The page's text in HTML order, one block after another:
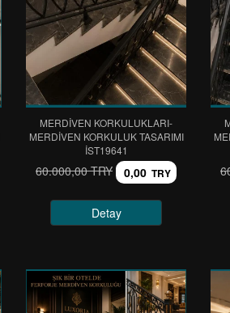
MERDİVEN KORKULUKLARI-
MERDİVEN KORKULUK TASARIMI
IST19641
60.000,00 TRY 0,00 TRY
Detay